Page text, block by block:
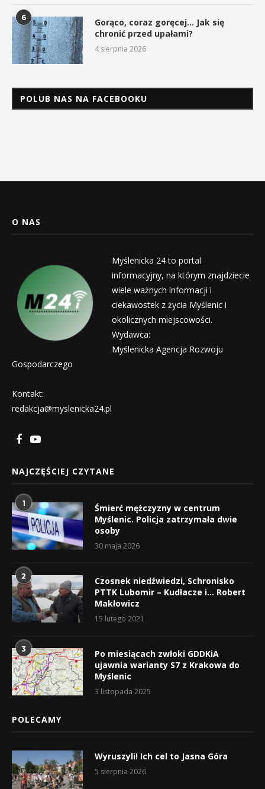
6
Gorąco, coraz goręcej… Jak się
chronić przed upałami?
4 sierpnia 2026
POLUB NAS NA FACEBOOKU
O NAS
Myślenicka 24 to portal
informacyjny, na którym znajdziecie
wiele ważnych informacji i
ciekawostek z życia Myślenic i
okolicznych miejscowości.
Wydawca:
Myślenicka Agencja Rozwoju
Gospodarczego
Kontakt:
redakcja@myslenicka24.pl
NAJCZĘŚCIEJ CZYTANE
1
Śmierć mężczyzny w centrum
Myślenic. Policja zatrzymała dwie
osoby
30 maja 2026
2
Czosnek niedźwiedzi, Schronisko
PTTK Lubomir – Kudłacze i… Robert
Makłowicz
15 lutego 2021
3
Po miesiącach zwłoki GDDKiA
ujawnia warianty S7 z Krakowa do
Myślenic
3 listopada 2025
POLECAMY
Wyruszyli! Ich cel to Jasna Góra
5 sierpnia 2026